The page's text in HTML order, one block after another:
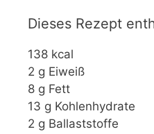
Dieses Rezept
138 kcal
2 g Eiweiß
8 g Fett
13 g Kohlenhydrate
2 g Ballaststoffe